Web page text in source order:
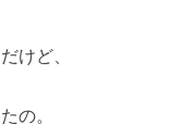
けど、
の。